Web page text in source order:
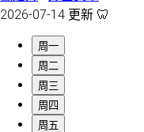
2026-07-14 更新 🦷
周一
周二
周三
周四
周五